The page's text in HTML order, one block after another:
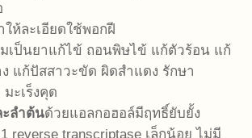
ให้ละเอียดใช้พอกฝี
เป็นยาแก้ไข้ ถอนพิษไข้ แก้ตัวร้อน แก้
แก้ปัสสาวะขัด ผิดสำแดง รักษา
ะเร็งคุด
ะลำต้นด้วยแอลกอฮอล์มีฤทธิ์ยับยั้ง
reverse transcriptase เล็กน้อย ไม่มี